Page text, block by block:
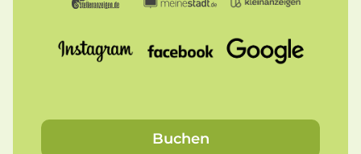
Buchen